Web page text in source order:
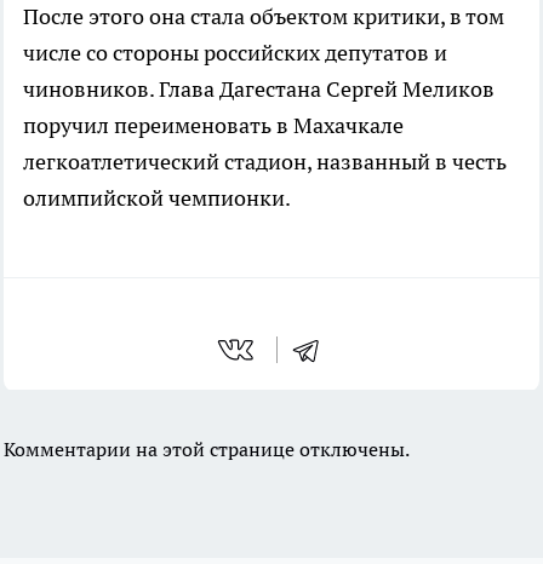
После этого она стала объектом критики, в том
числе со стороны российских депутатов и
чиновников. Глава Дагестана Сергей Меликов
поручил переименовать в Махачкале
легкоатлетический стадион, названный в честь
олимпийской чемпионки.
Комментарии на этой странице отключены.